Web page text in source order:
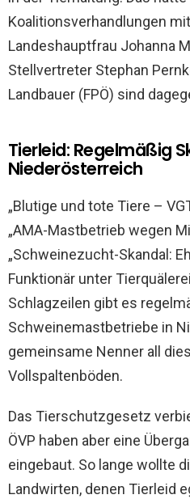
Koalitionsverhandlungen
Landeshauptfrau Johanna
Stellvertreter Stephan
Landbauer (FPÖ) sind
Tierleid: Regelmäßig
Niederösterreich
„Blutige und tote Tiere –
„AMA-Mastbetrieb wegen
„Schweinezucht-Skandal:
Funktionär unter
Schlagzeilen gibt es
Schweinemastbetriebe in
gemeinsame Nenner all
Vollspaltenböden.
Das Tierschutzgesetz
ÖVP haben aber eine
eingebaut. So lange wollte
Landwirten, denen Tierleid